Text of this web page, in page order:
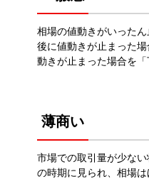
相場の値動きがいった
後に値動きが止まった
動きが止まった場合を「
薄商い
市場での取引量が少な
の時期に見られ、相場